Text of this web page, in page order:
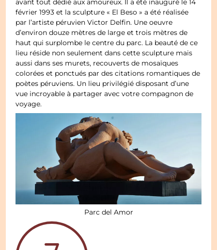
avant tout dédié aux amoureux. Il a été inauguré le 14
février 1993 et la sculpture « El Beso » a été réalisée
par l’artiste péruvien Victor Delfin. Une oeuvre
d’environ douze mètres de large et trois mètres de
haut qui surplombe le centre du parc. La beauté de ce
lieu réside non seulement dans cette sculpture mais
aussi dans ses murets, recouverts de mosaïques
colorées et ponctués par des citations romantiques de
poètes péruviens. Un lieu privilégié disposant d’une
vue incroyable à partager avec votre compagnon de
voyage.
Parc del Amor